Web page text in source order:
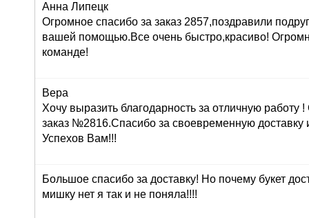
Анна Липецк
Огромное спасибо за заказ 2857,поздравили
вашей помощью.Все очень быстро,красиво!
команде!
Вера
Хочу выразить благодарность за отличную
заказ №2816.Спасибо за своевременную
Успехов Вам!!!
Большое спасибо за доставку! Но почему букет
мишку нет я так и не поняла!!!!